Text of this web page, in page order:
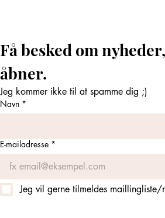
Få besked om
Jeg kommer ikke til at spamme dig ;)
Navn *
E-mailadresse *
Jeg vil gerne tilmeldes maillingliste/